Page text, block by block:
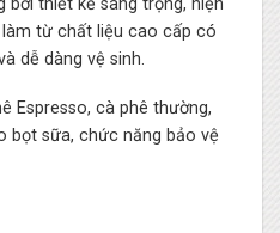
từ chất liệu cao cấp có
dễ dàng vệ sinh.
Espresso, cà phê thường,
bọt sữa, chức năng bảo vệ